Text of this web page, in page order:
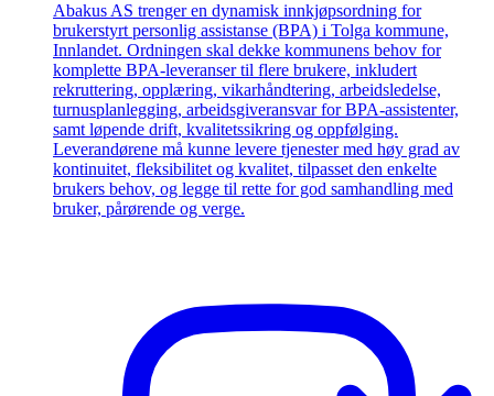
Abakus AS trenger en dynamisk innkjøpsordning for
brukerstyrt personlig assistanse (BPA) i Tolga kommune,
Innlandet. Ordningen skal dekke kommunens behov for
komplette BPA-leveranser til flere brukere, inkludert
rekruttering, opplæring, vikarhåndtering, arbeidsledelse,
turnusplanlegging, arbeidsgiveransvar for BPA-assistenter,
samt løpende drift, kvalitetssikring og oppfølging.
Leverandørene må kunne levere tjenester med høy grad av
kontinuitet, fleksibilitet og kvalitet, tilpasset den enkelte
brukers behov, og legge til rette for god samhandling med
bruker, pårørende og verge.